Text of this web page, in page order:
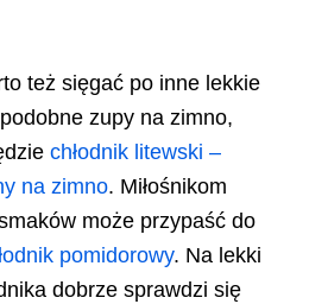
też sięgać po inne lekkie
zupy na zimno,
chłodnik litewski –
na zimno. Miłośnikom
może przypaść do
pomidorowy. Na lekki
dobrze sprawdzi się